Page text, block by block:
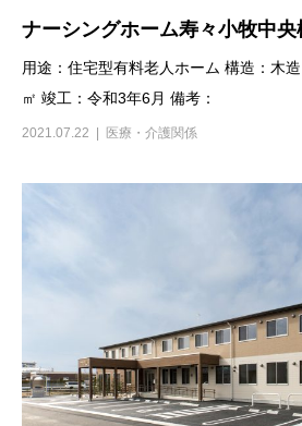
ナーシングホーム寿々小牧中央
用途：住宅型有料老人ホーム 構造：木
㎡ 竣工：令和3年6月 備考：
2021.07.22 医療・介護関係